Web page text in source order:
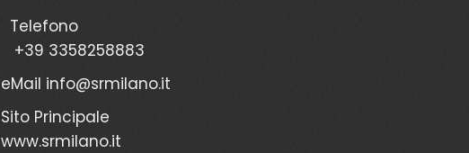
Telefono
+39 3358258883
eMail info@srmilano.it
Sito Principale
www.srmilano.it